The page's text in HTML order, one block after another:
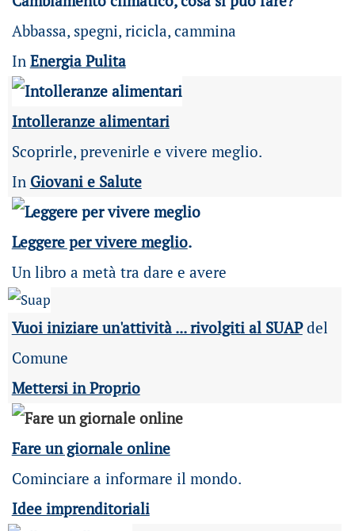
Abbassa, spegni, ricicla, cammina
In Energia Pulita
Intolleranze alimentari
Scoprirle, prevenirle e vivere meglio.
In Giovani e Salute
Leggere per vivere meglio.
Un libro a metà tra dare e avere
Vuoi iniziare un'attività ... rivolgiti al SUAPdel
Comune
Mettersi in Proprio
Fare un giornale online
Cominciare a informare il mondo.
Idee imprenditoriali